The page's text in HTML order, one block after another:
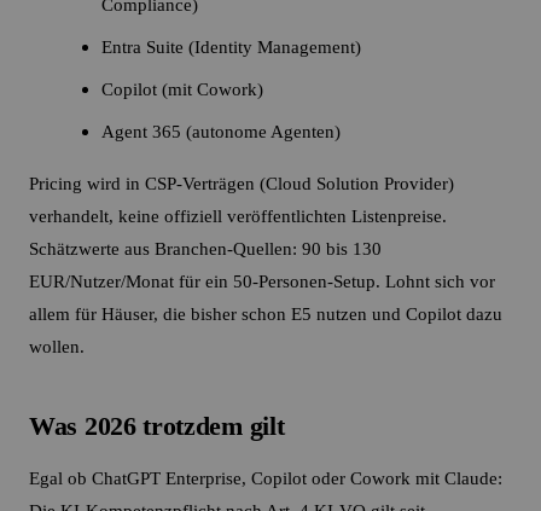
Compliance)
Entra Suite (Identity Management)
Copilot (mit Cowork)
Agent 365 (autonome Agenten)
Pricing wird in CSP-Verträgen (Cloud Solution Provider)
verhandelt, keine offiziell veröffentlichten Listenpreise.
Schätzwerte aus Branchen-Quellen: 90 bis 130
EUR/Nutzer/Monat für ein 50-Personen-Setup. Lohnt sich vor
allem für Häuser, die bisher schon E5 nutzen und Copilot dazu
wollen.
Was 2026 trotzdem gilt
Egal ob ChatGPT Enterprise, Copilot oder Cowork mit Claude: